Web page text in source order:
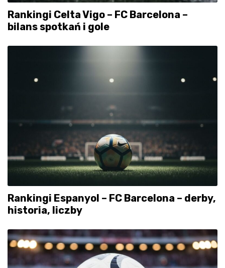
Rankingi Celta Vigo – FC Barcelona –
bilans spotkań i gole
Rankingi Espanyol – FC Barcelona – derby,
historia, liczby